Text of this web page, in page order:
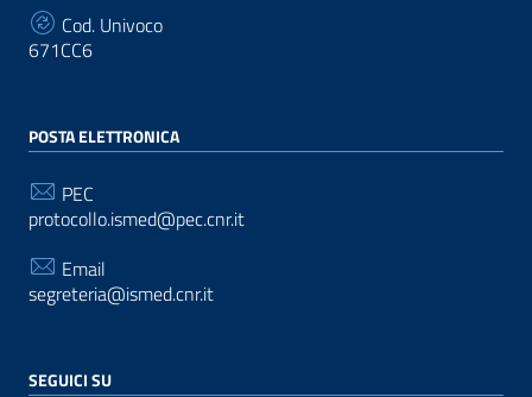
Cod. Univoco
671CC6
POSTA ELETTRONICA
PEC
protocollo.ismed@pec.cnr.it
Email
segreteria@ismed.cnr.it
SEGUICI SU